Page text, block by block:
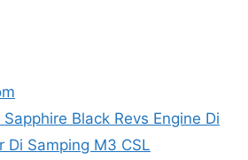
Black Revs Engine Di
Di Samping M3 CSL